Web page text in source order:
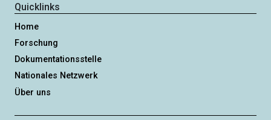
Quicklinks
Home
Forschung
Dokumentationsstelle
Nationales Netzwerk
Über uns